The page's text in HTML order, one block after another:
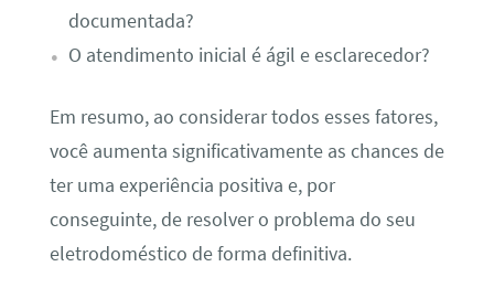
documentada?
O atendimento inicial é ágil e esclarecedor?
Em resumo, ao considerar todos esses fatores,
você aumenta significativamente as chances de
ter uma experiência positiva e, por
conseguinte, de resolver o problema do seu
eletrodoméstico de forma definitiva.